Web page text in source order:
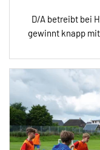
D/A betreibt bei
gewinnt knapp